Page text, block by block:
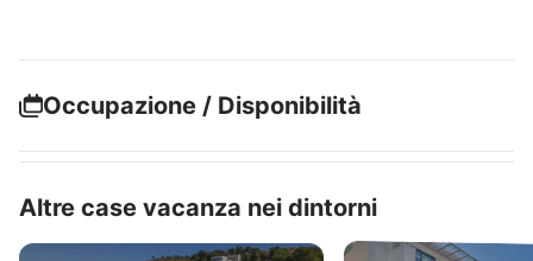
Occupazione / Disponibilità
Altre case vacanza nei dintorni